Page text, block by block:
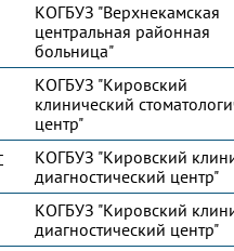
КОГБУЗ "Верхнекамская
центральная районная
больница"
КОГБУЗ "Кировский
клинический
центр"
КОГБУЗ "Кировский
диагностический центр"
КОГБУЗ "Кировский
диагностический центр"